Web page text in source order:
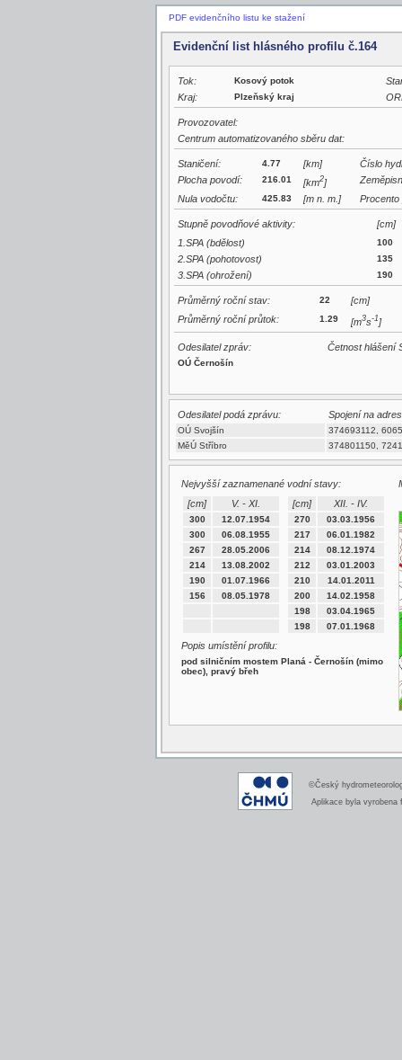
PDF evidenčního listu ke stažení
Evidenční list hlásného profilu č.164
Tok: Kosový potok
Kraj:
Plzeňský kraj
Provozovatel:
Centrum automatizovaného sběru dat:
Staničení: 4.77 [km]
Číslo
Plocha povodí:
216.01 [km2]
Nula vodočtu:
425.83 [m n. m.] Procento
Stupně povodňové aktivity:
[cm]
1.SPA (bdělost)
100
2.SPA (pohotovost) 135
3.SPA (ohrožení) 190
Průměrný roční stav: 22
[cm]
Průměrný roční průtok:
1.29 [m3s-1]
Odesilatel zpráv: Četnost hlášení
OÚ Černošín
Odesilatel podá zprávu: Spojení na
OÚ Svojšín
374693112,
MěÚ Stříbro
374801150,
Nejvyšší zaznamenané vodní stavy:
[cm]
V. - XI.
300
12.07.1954
300
06.08.1955
267
28.05.2006
214
13.08.2002
190
01.07.1966
156
08.05.1978
[cm] XII. - IV.
270
03.03.1956
217
06.01.1982
214
08.12.1974
212
03.01.2003
210
14.01.2011
200
14.02.1958
198
03.04.1965
198
07.01.1968
Popis umístění profilu:
pod silničním mostem Planá - Černošín (mimo
obec), pravý břeh
©Český
Aplikace byla vyrobena